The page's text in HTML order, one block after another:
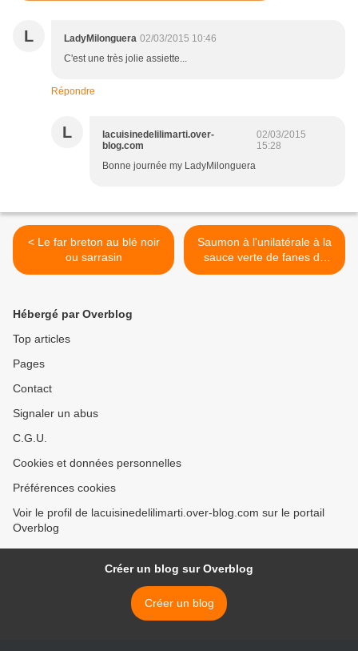
L LadyMilonguera 02/03/2015 10:46
C'est une très jolie assiette...
Répondre
L
lacuisinedelilimarti.over-
blog.com
02/03/2015
15:28
Bonne journée my LadyMilonguera
< Le far breton au blé noir
ou sarrasin
Saumon à l'unilatérale à la
sauce verte de fanes de
carottes >
Hébergé par Overblog
Top articles
Pages
Contact
Signaler un abus
C.G.U.
Cookies et données personnelles
Préférences cookies
Voir le profil de lacuisinedelilimarti.over-blog.com sur le portail
Overblog
Créer un blog sur Overblog
Créer un blog